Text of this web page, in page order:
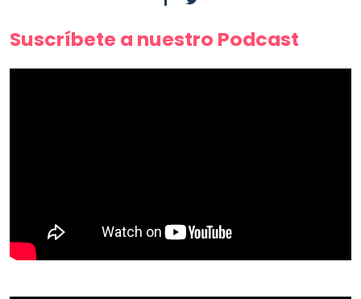
Suscríbete a nuestro Podcast